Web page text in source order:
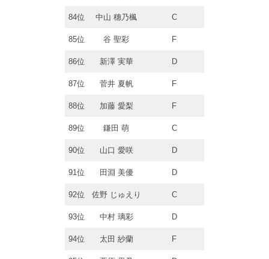
84位 中山 穗乃楓 C
85位 谷 聖彩 F
86位 新澤 実華 D
87位 菅井 夏帆 F
88位 加藤 愛梨 F
89位 鎌田 萌 C
90位 山口 愛咲 D
91位 田淵 美優 D
92位 佐野 じゅえり C
93位 中村 璃彩 D
94位 太田 紗蘭 F